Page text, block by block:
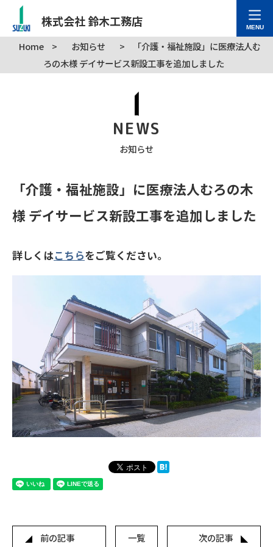
株式会社 鈴木工務店 MENU
Home > お知らせ >
「介護・福祉施設」に医療法人む
ろの木様 デイサービス新設工事を追加しました
NEWS
お知らせ
「介護・福祉施設」に医療法人むろの木
様 デイサービス新設工事を追加しました
詳しくはこちらをご覧ください。
前の記事 一覧 次の記事